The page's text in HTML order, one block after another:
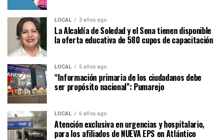
LOCAL 3 años ago
La Alcaldía de Soledad y el Sena tienen disponible
la oferta educativa de 580 cupos de capacitación
LOCAL 5 años ago
“Información primaria de los ciudadanos debe
ser propósito nacional”: Pumarejo
LOCAL 6 años ago
Atención exclusiva en urgencias y hospitalario,
para los afiliados de NUEVA EPS en Atlántico